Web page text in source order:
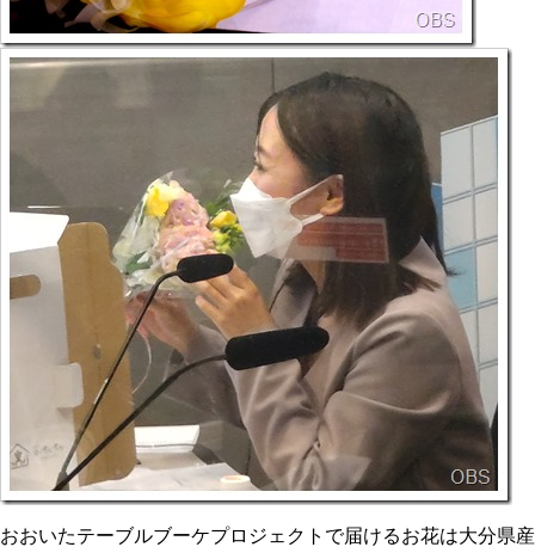
おおいたテーブルブーケプロジェクトで届けるお花は大分県産